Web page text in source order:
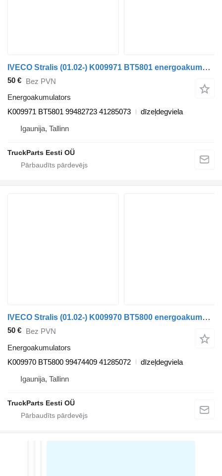
IVECO Stralis (01.02-) K009971 BT5801 energoakumulators paredzēts IVECO Stralis, Trakker (2002-) vilcēja
50 € Bez PVN
Energoakumulators
K009971 BT5801 99482723 41285073
dīzeļdegviela
Igaunija, Tallinn
TruckParts Eesti OÜ
IVECO Stralis (01.02-) K009970 BT5800 energoakumulators paredzēts IVECO Stralis, Trakker (2002-) vilcēja
50 € Bez PVN
Energoakumulators
K009970 BT5800 99474409 41285072
dīzeļdegviela
Igaunija, Tallinn
TruckParts Eesti OÜ